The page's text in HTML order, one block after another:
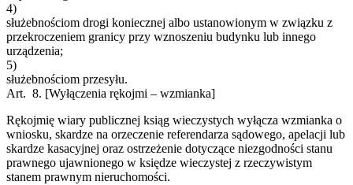
4)
służebnościom drogi koniecznej albo ustanowionym w związku z
przekroczeniem granicy przy wznoszeniu budynku lub innego
urządzenia;
5)
służebnościom przesyłu.
Art. 8. [Wyłączenia rękojmi – wzmianka]
Rękojmię wiary publicznej ksiąg wieczystych wyłącza wzmianka o
wniosku, skardze na orzeczenie referendarza sądowego, apelacji lub
skardze kasacyjnej oraz ostrzeżenie dotyczące niezgodności stanu
prawnego ujawnionego w księdze wieczystej z rzeczywistym
stanem prawnym nieruchomości.